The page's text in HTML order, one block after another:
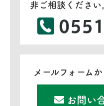
非ご相談ください
メールフォーム
お問い